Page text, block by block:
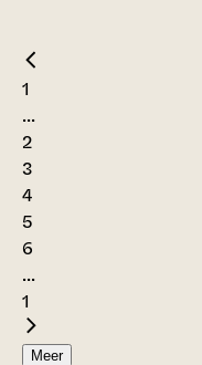
1
...
2
3
4
5
6
...
1
Meer